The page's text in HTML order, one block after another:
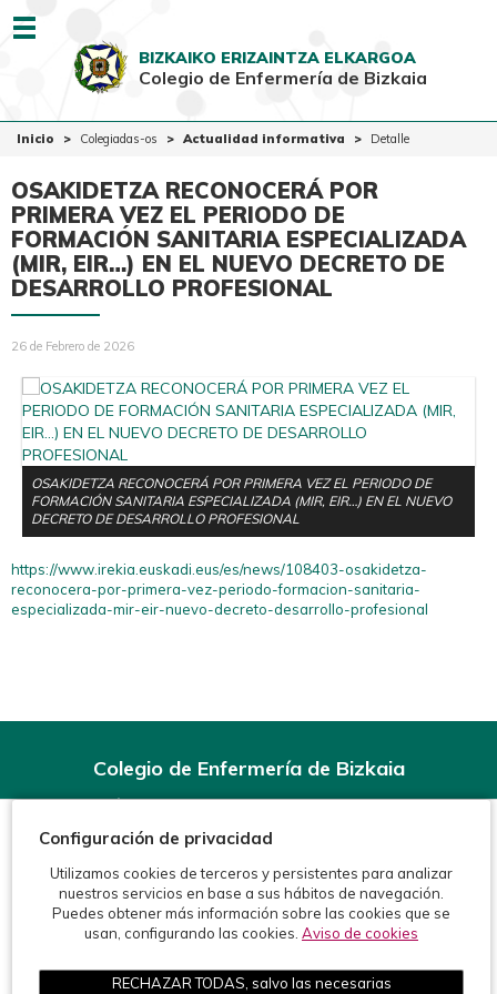
EUSK CAST
Colegiadas-os
Ciudadanía
Ventanilla Única
BIZKAIKO ERIZAINTZA ELKARGOA
Colegio de Enfermería de Bizkaia
Inicio Colegiadas-os Actualidad informativa Detalle
OSAKIDETZA RECONOCERÁ POR
PRIMERA VEZ EL PERIODO DE
FORMACIÓN SANITARIA ESPECIALIZADA
(MIR, EIR…) EN EL NUEVO DECRETO DE
DESARROLLO PROFESIONAL
26 de Febrero de 2026
OSAKIDETZA RECONOCERÁ POR PRIMERA VEZ EL PERIODO DE
FORMACIÓN SANITARIA ESPECIALIZADA (MIR, EIR…) EN EL NUEVO
DECRETO DE DESARROLLO PROFESIONAL
https://www.irekia.euskadi.eus/es/news/108403-osakidetza-
reconocera-por-primera-vez-periodo-formacion-sanitaria-
especializada-mir-eir-nuevo-decreto-desarrollo-profesional
Colegio de Enfermería de Bizkaia
Rodríguez Arias, 6-1º - 48008 Bilbao (BIZKAIA)
Fax: 944 15 54 92
info@enfermeriabizkaia.org
Configuración de privacidad
Utilizamos cookies de terceros y persistentes para analizar
nuestros servicios en base a sus hábitos de navegación.
Puedes obtener más información sobre las cookies que se
usan, configurando las cookies. Aviso de cookies
RECHAZAR TODAS, salvo las necesarias